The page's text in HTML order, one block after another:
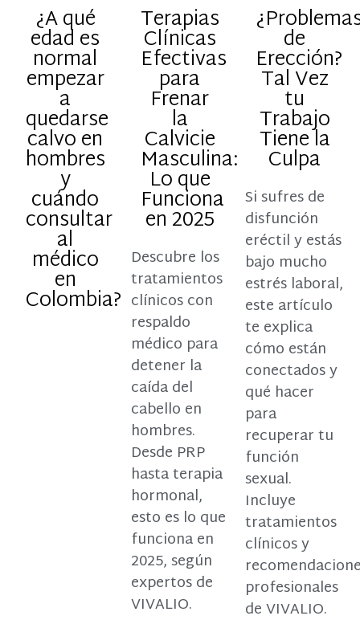
¿A qué
edad es
normal
empezar
a
quedarse
calvo en
hombres
y
cuándo
consultar
al
médico
en
Colombia?
Terapias
Clínicas
Efectivas
para
Frenar
la
Calvicie
Masculina:
Lo que
Funciona
en 2025
Descubre los
tratamientos
clínicos con
respaldo
médico para
detener la
caída del
cabello en
hombres.
Desde PRP
hasta terapia
hormonal,
esto es lo que
funciona en
2025, según
expertos de
VIVALIO.
de
Erección?
Tal Vez
tu
Trabajo
Tiene la
Culpa
Si sufres de
disfunción
eréctil y estás
bajo mucho
estrés laboral,
este artículo
te explica
cómo están
conectados y
qué hacer
para
recuperar tu
función
sexual.
Incluye
tratamientos
clínicos y
profesionales
de VIVALIO.